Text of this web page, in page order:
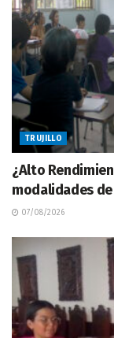
TRUJILLO
¿Alto
modalidades de
07/08/2026